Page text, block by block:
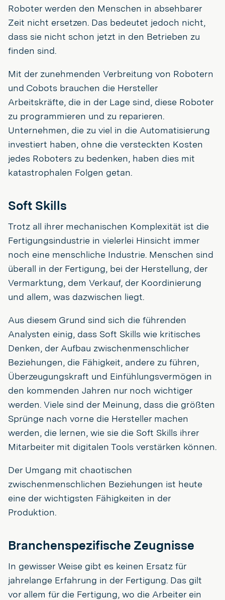
Roboter werden den Menschen in absehbarer
Zeit nicht ersetzen. Das bedeutet jedoch nicht,
dass sie nicht schon jetzt in den Betrieben zu
finden sind.
Mit der zunehmenden Verbreitung von Robotern
und Cobots brauchen die Hersteller
Arbeitskräfte, die in der Lage sind, diese Roboter
zu programmieren und zu reparieren.
Unternehmen, die zu viel in die Automatisierung
investiert haben, ohne die versteckten Kosten
jedes Roboters zu bedenken, haben dies mit
katastrophalen Folgen getan.
Soft Skills
Trotz all ihrer mechanischen Komplexität ist die
Fertigungsindustrie in vielerlei Hinsicht immer
noch eine menschliche Industrie. Menschen sind
überall in der Fertigung, bei der Herstellung, der
Vermarktung, dem Verkauf, der Koordinierung
und allem, was dazwischen liegt.
Aus diesem Grund sind sich die führenden
Analysten einig, dass Soft Skills wie kritisches
Denken, der Aufbau zwischenmenschlicher
Beziehungen, die Fähigkeit, andere zu führen,
Überzeugungskraft und Einfühlungsvermögen in
den kommenden Jahren nur noch wichtiger
werden. Viele sind der Meinung, dass die größten
Sprünge nach vorne die Hersteller machen
werden, die lernen, wie sie die Soft Skills ihrer
Mitarbeiter mit digitalen Tools verstärken können.
Der Umgang mit chaotischen
zwischenmenschlichen Beziehungen ist heute
eine der wichtigsten Fähigkeiten in der
Produktion.
Branchenspezifische Zeugnisse
In gewisser Weise gibt es keinen Ersatz für
jahrelange Erfahrung in der Fertigung. Das gilt
vor allem für die Fertigung, wo die Arbeiter ein